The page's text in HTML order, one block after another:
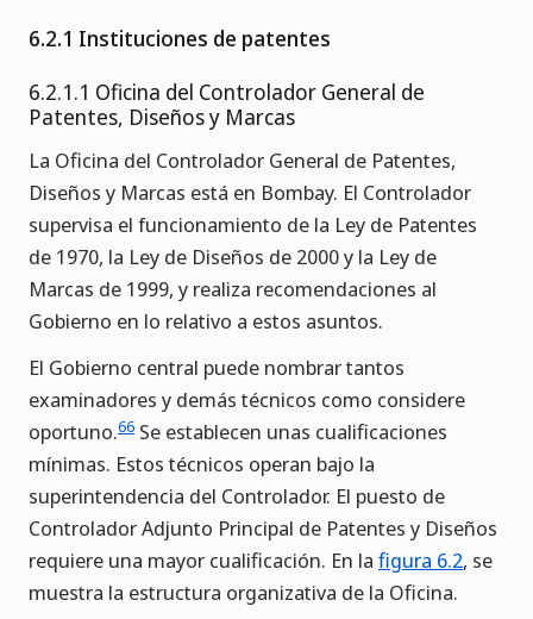
6.2.1 Instituciones de patentes
6.2.1.1 Oficina del Controlador General de
Patentes, Diseños y Marcas
La Oficina del Controlador General de Patentes,
Diseños y Marcas está en Bombay. El Controlador
supervisa el funcionamiento de la Ley de Patentes
de 1970, la Ley de Diseños de 2000 y la Ley de
Marcas de 1999, y realiza recomendaciones al
Gobierno en lo relativo a estos asuntos.
El Gobierno central puede nombrar tantos
examinadores y demás técnicos como considere
oportuno.66 Se establecen unas cualificaciones
mínimas. Estos técnicos operan bajo la
superintendencia del Controlador. El puesto de
Controlador Adjunto Principal de Patentes y Diseños
requiere una mayor cualificación. En la figura 6.2, se
muestra la estructura organizativa de la Oficina.